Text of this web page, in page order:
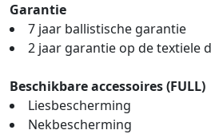
Garantie
7 jaar ballistische garantie
2 jaar garantie op de textiele
Beschikbare accessoires (FULL)
Liesbescherming
Nekbescherming